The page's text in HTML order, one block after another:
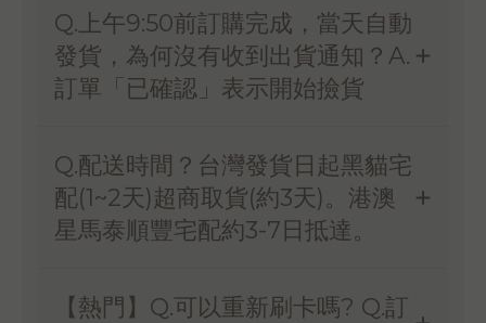
Q.上午9:50前訂購完成，當天自動
發貨，為何沒有收到出貨通知？A.
訂單「已確認」表示開始撿貨
Q.配送時間？台灣發貨日起黑貓宅
配(1~2天)超商取貨(約3天)。港澳
星馬泰順豐宅配約3-7日抵達。
【熱門】Q.可以重新刷卡嗎? Q.訂